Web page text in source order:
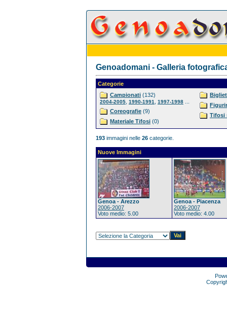
Genoadomani - Galleria
Categorie
Campionati (132)
2004-2005 1990-1991 1997-1998
Coreografie (9)
Materiale Tifosi (0)
Tifosi
193 immagini nelle 26 categorie.
Nuove Immagini
Genoa - Arezzo
2006-2007
Voto medio: 5.00
Genoa - Piacenza
2006-2007
Voto medio: 4.00